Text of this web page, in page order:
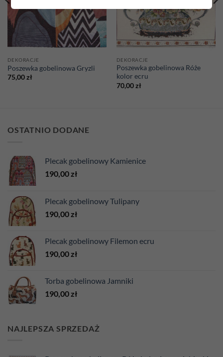
DEKORACJE
Poszewka gobelinowa Gryzli
75,00zł
DEKORACJE
Poszewka gobelinowa Róże
kolor ecru
70,00zł
OSTATNIO DODANE
Plecak gobelinowy Kamienice
190,00 zł
Plecak gobelinowy Tulipany
190,00 zł
Plecak gobelinowy Filemon ecru
190,00 zł
Torba gobelinowa Jamniki
190,00 zł
NAJLEPSZA SPRZEDAŻ